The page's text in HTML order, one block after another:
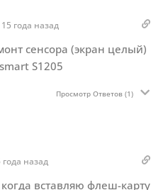
15 года назад
сенсора (экран целый)
S1205
Просмотр Ответов(1)
года назад
вставляю флеш-карту